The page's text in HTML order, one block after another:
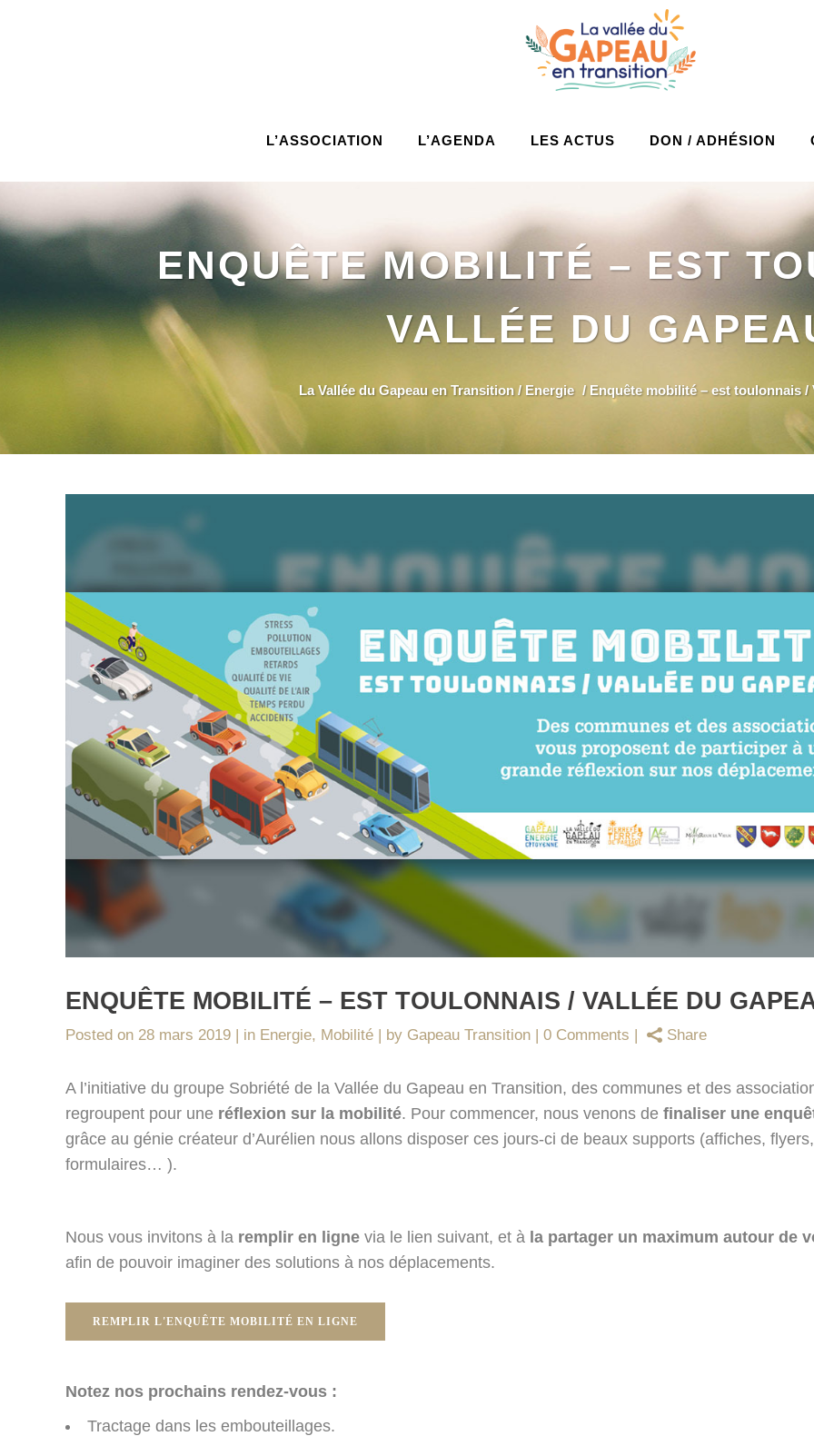
L’ASSOCIATION L’AGENDA LES ACTUS DON / ADHÉSION
ENQUÊTE MOBILITÉ – EST
VALLÉE DU
La Vallée du Gapeau en Transition/ Energie / Enquête mobilité – est toulonnais /
ENQUÊTE MOBILITÉ – EST TOULONNAIS / VALLÉE DU
Posted on 28 mars 2019 in Energie, Mobilité by Gapeau Transition 0 Comments Share
A l’initiative du groupe Sobriété de la Vallée du Gapeau en Transition, des communes et des
regroupent pour une réflexion sur la mobilité. Pour commencer, nous venons de finaliser une
grâce au génie créateur d’Aurélien nous allons disposer ces jours-ci de beaux supports (affiches, flyers,
formulaires… ).
Nous vous invitons à la remplir en ligne via le lien suivant, et à la partager un maximum autour de
afin de pouvoir imaginer des solutions à nos déplacements.
REMPLIR L'ENQUÊTE MOBILITÉ EN LIGNE
Notez nos prochains rendez-vous :
Tractage dans les embouteillages.